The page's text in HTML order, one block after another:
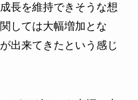
長を維持できそうな想
しては大幅増加とな
出来てきたという感じ